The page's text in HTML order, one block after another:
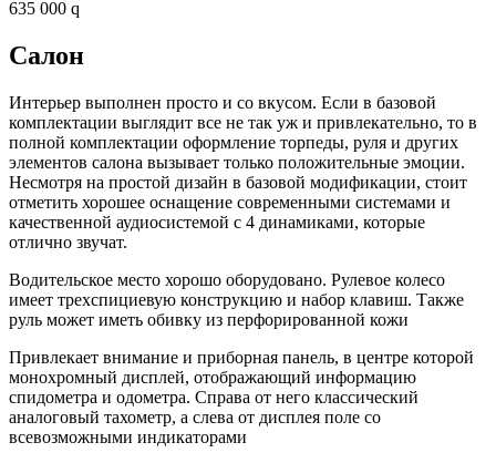
635 000 q
Салон
Интерьер выполнен просто и со вкусом. Если в базовой
комплектации выглядит все не так уж и привлекательно, то в
полной комплектации оформление торпеды, руля и других
элементов салона вызывает только положительные эмоции.
Несмотря на простой дизайн в базовой модификации, стоит
отметить хорошее оснащение современными системами и
качественной аудиосистемой с 4 динамиками, которые
отлично звучат.
Водительское место хорошо оборудовано. Рулевое колесо
имеет трехспициевую конструкцию и набор клавиш. Также
руль может иметь обивку из перфорированной кожи
Привлекает внимание и приборная панель, в центре которой
монохромный дисплей, отображающий информацию
спидометра и одометра. Справа от него классический
аналоговый тахометр, а слева от дисплея поле со
всевозможными индикаторами